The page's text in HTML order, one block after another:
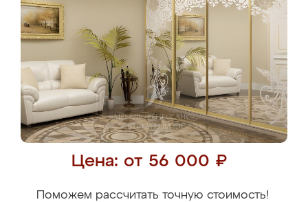
Цена: от 56 000 ₽
Поможем рассчитать точную стоимость!